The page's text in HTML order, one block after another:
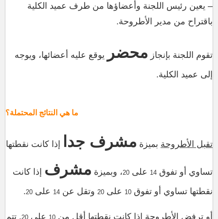
– يعين رئيس اللجنة وأعضاؤها من طرف عميد الكلية
باقتراح من مدير الأطروحة.
تقوم اللجنة بإنجاز محضر
يوقع عليه أعضائها، ويوجه
إلى عميد الكلية.
ما هي النتائج المحتملة؟
تقبل الأطروحة بميزة مشرف جدا إذا كانت نقطتها
تساوي أو تفوق 14 على 20، وبميزة مشرف إذا كانت
نقطتها تساوي أو تفوق 10 على 20 وتقل عن 14 على 20
.
أو ترفض الأطروحة إذا كانت نقطتها أقل من 10 على 20. تتم